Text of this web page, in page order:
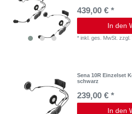
439,00 € *
In den
*inkl. ges. MwSt. zzgl.
Sena 10R Einzelset
schwarz
239,00 € *
In den